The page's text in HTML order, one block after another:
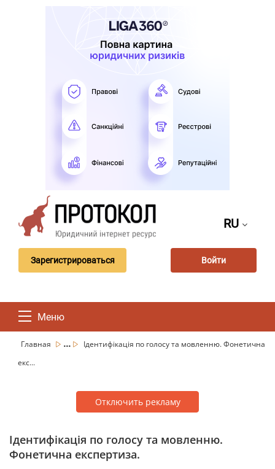
RU
Зарегистрироваться Войти
Меню
Главная ...
Ідентифікація по голосу та мовленню. Фонетична
екс...
Отключить рекламу
Ідентифікація по голосу та мовленню.
Фонетична експертиза.